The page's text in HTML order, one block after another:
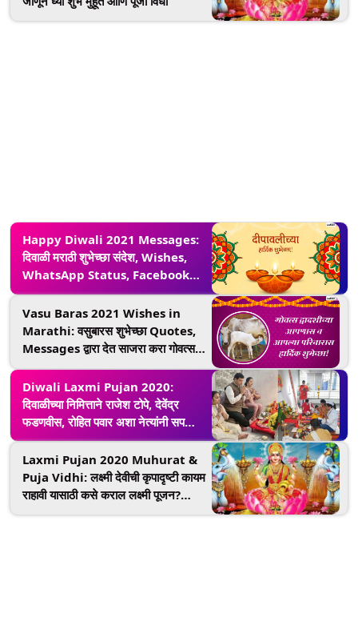
Happy Diwali 2021 Messages:
दिवाळी मराठी शुभेच्छा संदेश, Wishes,
WhatsApp Status, Facebook
Messages द्वारे शेअर करुन साजरा करा
दीपोत्सव!
Vasu Baras 2021 Wishes in
Marathi: वसुबारस शुभेच्छा Quotes,
Messages द्वारा देत साजरा करा गोवत्स
द्वादशीचा दिवस
Diwali Laxmi Pujan 2020:
दिवाळीच्या निमित्ताने राजेश टोपे, देवेंद्र
फडणवीस, रोहित पवार अशा नेत्यांनी सपत्निक
केली लक्ष्मीपूजा (See Photo)
Laxmi Pujan 2020 Muhurat &
Puja Vidhi: लक्ष्मी देवीची कृपादृष्टी कायम
राहावी यासाठी कसे कराल लक्ष्मी पूजन?